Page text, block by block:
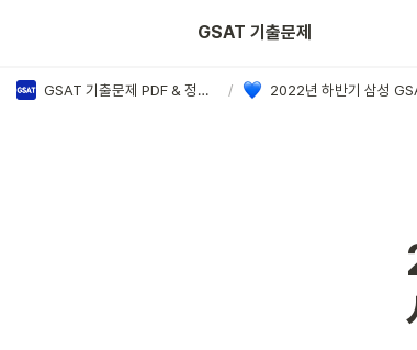
GSAT 기출문제
GSAT 기출문제 PDF & 정답·해설 모음 /
2022년 상반기